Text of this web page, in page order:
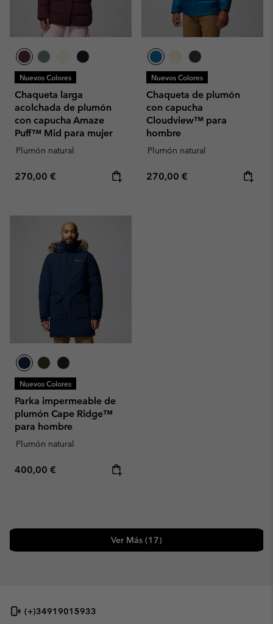
Nuevos Colores
Chaqueta larga
acolchada de plumón
con capucha Amaze
Puff™ Mid para mujer
Plumón natural
Regular price:
270,00 €
Nuevos Colores
Chaqueta de plumón
con capucha
Cloudview™ para
hombre
Plumón natural
Regular price:
270,00 €
Nuevos Colores
Parka impermeable de
plumón Cape Ridge™
para hombre
Plumón natural
Regular price:
400,00 €
Ver Más (17)
(+)34919015933